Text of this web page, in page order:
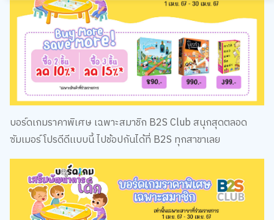
บอร์ดเกมราคาพิเศษ เฉพาะสมาชิก B2S Club สนุกสุดตลอด
ซัมเมอร์ โปรดีดีเเบบนี้ ไปช้อปกันได้ที่ B2S ทุกสาขาเลย